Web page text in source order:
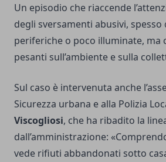
Un episodio che riaccende
degli sversamenti abusivi,
periferiche o poco illuminate, ma
pesanti sull’ambiente e sulla
Sul caso è intervenuta anche
Sicurezza urbana e alla Polizia
Viscogliosi, che ha ribadito la
dall’amministrazione:
vede rifiuti abbandonati sotto